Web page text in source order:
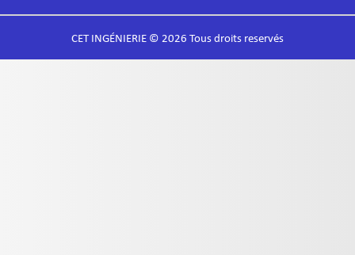
CET INGÉNIERIE © 2026 Tous droits reservés